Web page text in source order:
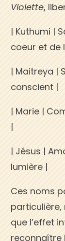
Violette,
| Kuthumi |
coeur et de
| Maitreya |
conscient |
| Marie |
|
| Jésus |
lumière |
Ces noms
que l’effet
reconnaître